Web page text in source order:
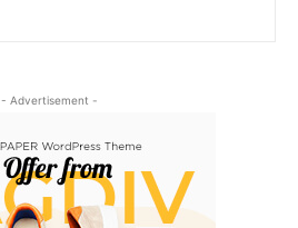
- Advertisement -